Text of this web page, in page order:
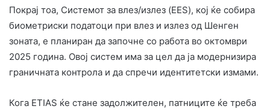
Покрај тоа, Системот за влез/излез (EES), кој ќе собира
биометриски податоци при влез и излез од Шенген
зоната, е планиран да започне со работа во октомври
2025 година. Овој систем има за цел да ја модернизира
граничната контрола и да спречи идентитетски измами. ​
Кога ETIAS ќе стане задолжителен, патниците ќе треба